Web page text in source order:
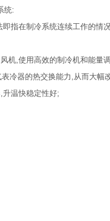
统:
指在制冷系统连续工作的
机,使用高效的制冷机和能
冷器的热交换能力,从而大幅
升温快稳定性好;